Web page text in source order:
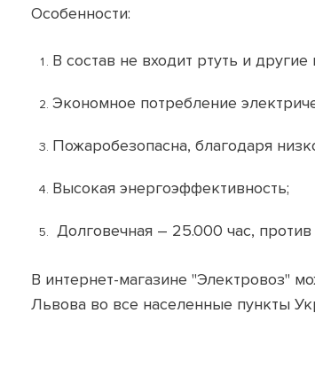
Особенности:
В состав не входит ртуть и
Экономное потребление
Пожаробезопасна, благодаря
Высокая энергоэффективность;
Долговечная – 25.000 час,
В интернет-магазине "Электровоз"
Львова во все населенные пункты